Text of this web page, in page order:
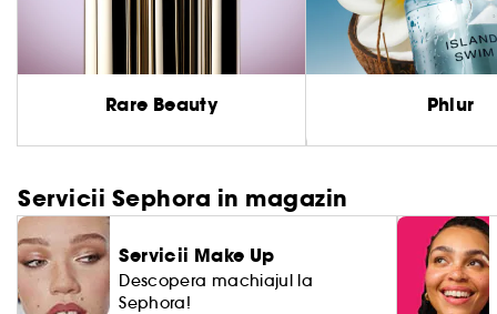
Rare Beauty Phlur
Servicii Sephora in magazin
Servicii Make Up
Descopera machiajul la
Sephora!